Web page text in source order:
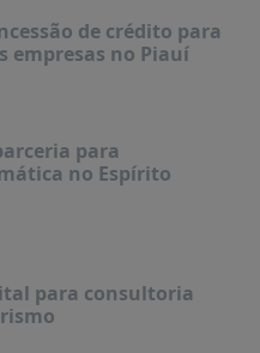
de crédito para
empresas no Piauí
para
no Espírito
para consultoria